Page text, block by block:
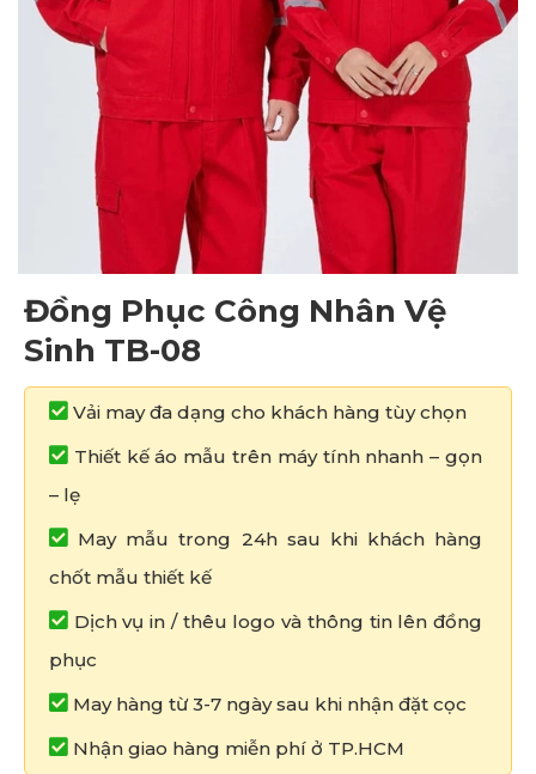
Đồng Phục Công Nhân Vệ
Sinh TB-08
Vải may đa dạng cho khách hàng tùy chọn
Thiết kế áo mẫu trên máy tính nhanh – gọn
– lẹ
May mẫu trong 24h sau khi khách hàng
chốt mẫu thiết kế
Dịch vụ in / thêu logo và thông tin lên đồng
phục
May hàng từ 3-7 ngày sau khi nhận đặt cọc
Nhận giao hàng miễn phí ở TP.HCM